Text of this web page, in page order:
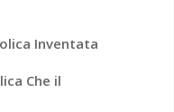
Inventata
Che il